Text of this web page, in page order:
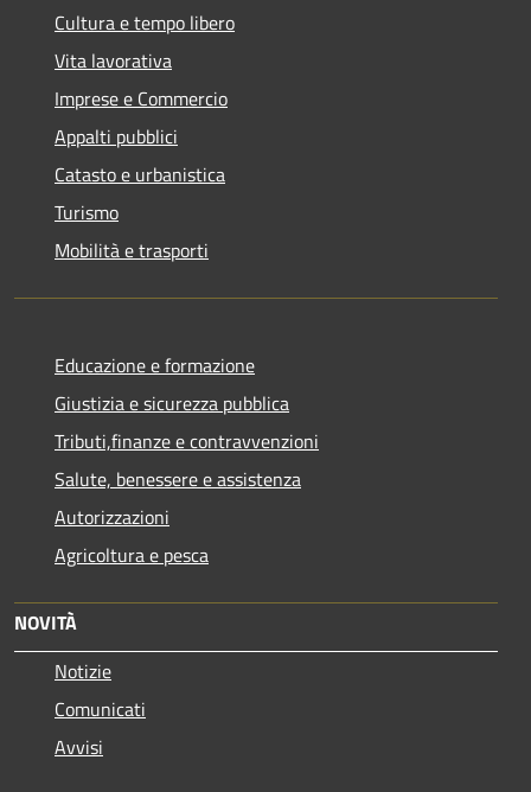
Cultura e tempo libero
Vita lavorativa
Imprese e Commercio
Appalti pubblici
Catasto e urbanistica
Turismo
Mobilità e trasporti
Educazione e formazione
Giustizia e sicurezza pubblica
Tributi,finanze e contravvenzioni
Salute, benessere e assistenza
Autorizzazioni
Agricoltura e pesca
NOVITÀ
Notizie
Comunicati
Avvisi